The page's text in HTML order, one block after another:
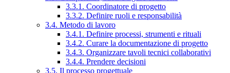
3.3.1. Coordinatore di progetto
3.3.2. Definire ruoli e responsabilità
3.4. Metodo di lavoro
3.4.1. Definire processi, strumenti e rituali
3.4.2. Curare la documentazione di progetto
3.4.3. Organizzare tavoli tecnici collaborativi
3.4.4. Prendere decisioni
3.5. Il processo progettuale